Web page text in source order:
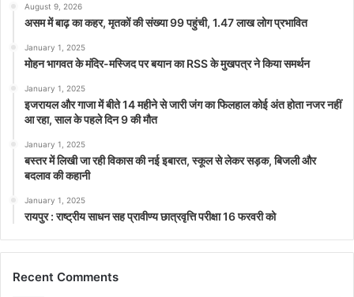
August 9, 2026
असम में बाढ़ का कहर, मृतकों की संख्या 99 पहुंची, 1.47 लाख लोग प्रभावित
January 1, 2025
मोहन भागवत के मंदिर-मस्जिद पर बयान का RSS के मुखपत्र ने किया समर्थन
January 1, 2025
इजरायल और गाजा में बीते 14 महीने से जारी जंग का फिलहाल कोई अंत होता नजर नहीं
आ रहा, साल के पहले दिन 9 की मौत
January 1, 2025
बस्तर में लिखी जा रही विकास की नई इबारत, स्कूल से लेकर सड़क, बिजली और
बदलाव की कहानी
January 1, 2025
रायपुर : राष्ट्रीय साधन सह प्रावीण्य छात्रवृत्ति परीक्षा 16 फरवरी को
Recent Comments